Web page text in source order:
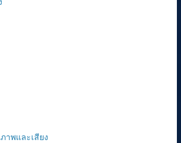
พและเสียง